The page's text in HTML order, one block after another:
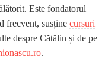
Este fondatorul
frecvent, susține cursuri
despre Cătălin și de pe
.